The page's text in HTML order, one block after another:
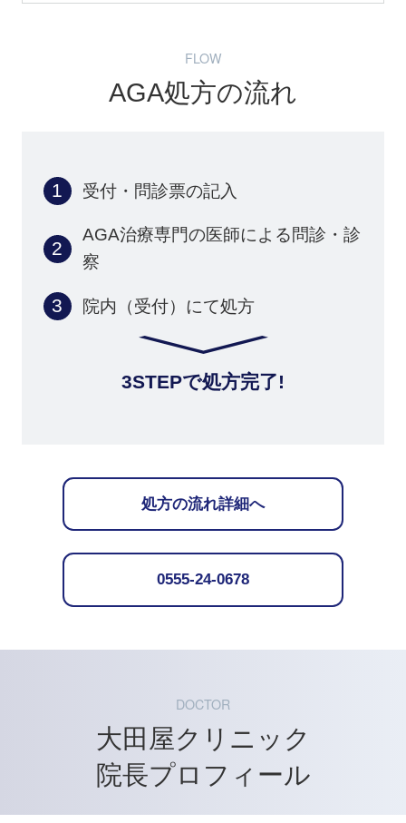
FLOW
AGA処方の流れ
受付・問診票の記入
AGA治療専門の医師による問診・診
察
院内（受付）にて処方
3STEPで処方完了!
処方の流れ詳細へ
0555-24-0678
DOCTOR
大田屋クリニック
院長プロフィール